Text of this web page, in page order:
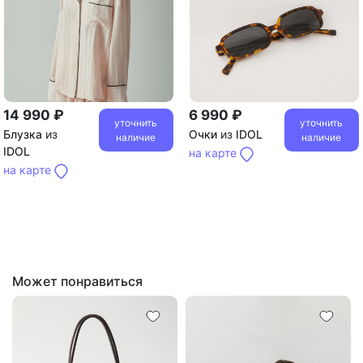
14 990 ₽
Блузка из
IDOL
на карте
уточнить
наличие
6 990 ₽
Очки из IDOL
на карте
уточнить
наличие
Может понравиться